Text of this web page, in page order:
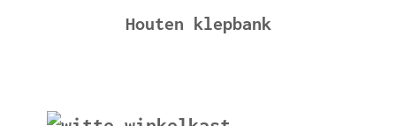
Houten klepbank